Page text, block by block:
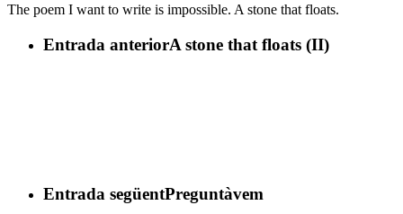
The poem I want to write is impossible. A stone that floats.
Entrada anteriorA stone that floats (II)
Entrada següentPreguntàvem